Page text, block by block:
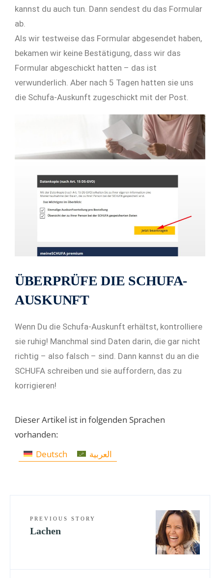
kannst du auch tun. Dann sendest du das Formular
ab.
Als wir testweise das Formular abgesendet haben,
bekamen wir keine Bestätigung, dass wir das
Formular abgeschickt hatten – das ist
verwunderlich. Aber nach 5 Tagen hatten sie uns
die Schufa-Auskunft zugeschickt mit der Post.
ÜBERPRÜFE DIE SCHUFA-
AUSKUNFT
Wenn Du die Schufa-Auskunft erhältst, kontrolliere
sie ruhig! Manchmal sind Daten darin, die gar nicht
richtig – also falsch – sind. Dann kannst du an die
SCHUFA schreiben und sie auffordern, das zu
korrigieren!
Dieser Artikel ist in folgenden Sprachen
vorhanden:
Deutsch
العربية
PREVIOUS STORY
Lachen